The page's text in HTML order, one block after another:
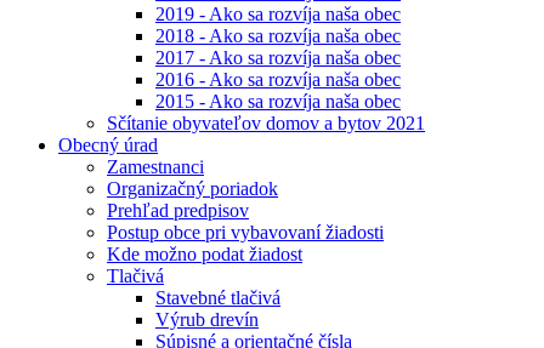
2019 - Ako sa rozvíja naša obec
2018 - Ako sa rozvíja naša obec
2017 - Ako sa rozvíja naša obec
2016 - Ako sa rozvíja naša obec
2015 - Ako sa rozvíja naša obec
Sčítanie obyvateľov domov a bytov 2021
Obecný úrad
Zamestnanci
Organizačný poriadok
Prehľad predpisov
Postup obce pri vybavovaní žiadosti
Kde možno podat žiadost
Tlačivá
Stavebné tlačivá
Výrub drevín
Súpisné a orientačné čísla